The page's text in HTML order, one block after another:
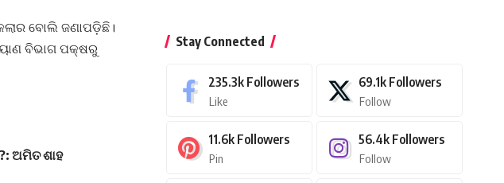
ବୋଲି ଜଣାପଡ଼ିଛି।
ବିଭାଗ ପକ୍ଷରୁ
ଅମିତ ଶାହ
Stay Connected
235.3k Followers
Like
69.1k Followers
Follow
11.6k Followers
Pin
56.4k Followers
Follow